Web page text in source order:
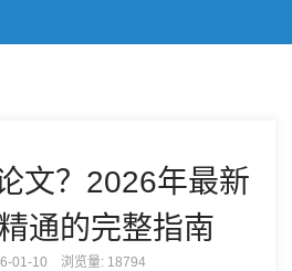
文？2026年最新
通的完整指南
01-10 浏览量: 18794